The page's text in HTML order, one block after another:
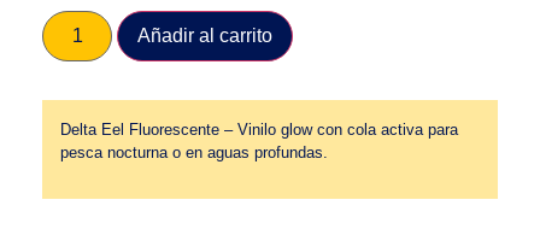
Añadir al carrito
Delta Eel Fluorescente – Vinilo glow con cola activa para
pesca nocturna o en aguas profundas.